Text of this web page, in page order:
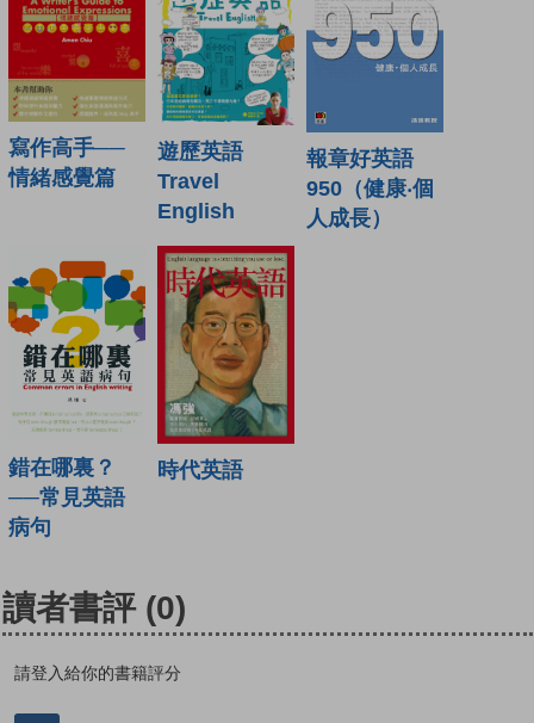
寫作高手──
情緒感覺篇
遊歷英語
Travel
English
報章好英語
950（健康‧個
人成長）
錯在哪裏？
──常見英語
病句
時代英語
讀者書評 (0)
請登入給你的書籍評分